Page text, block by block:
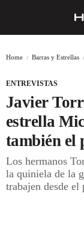
BARRAS Y
DÓNDE COMER
ÍDOLOS DE MESAS
CUADERNO DE
Home Barras y Estrellas
ENTREVISTAS
Javier
estrella
también el
Los hermanos
la quiniela de la
trabajen desde